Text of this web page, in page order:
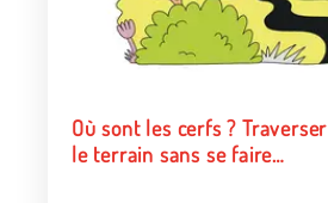
Où sont les cerfs ? Traverser
le terrain sans se faire